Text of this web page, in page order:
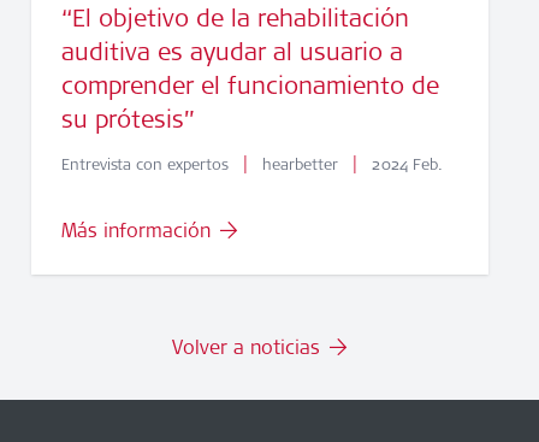
“El objetivo de la rehabilitación
auditiva es ayudar al usuario a
comprender el funcionamiento de
su prótesis”
Entrevista con expertos | hearbetter | 2024 Feb.
Más información
Volver a noticias